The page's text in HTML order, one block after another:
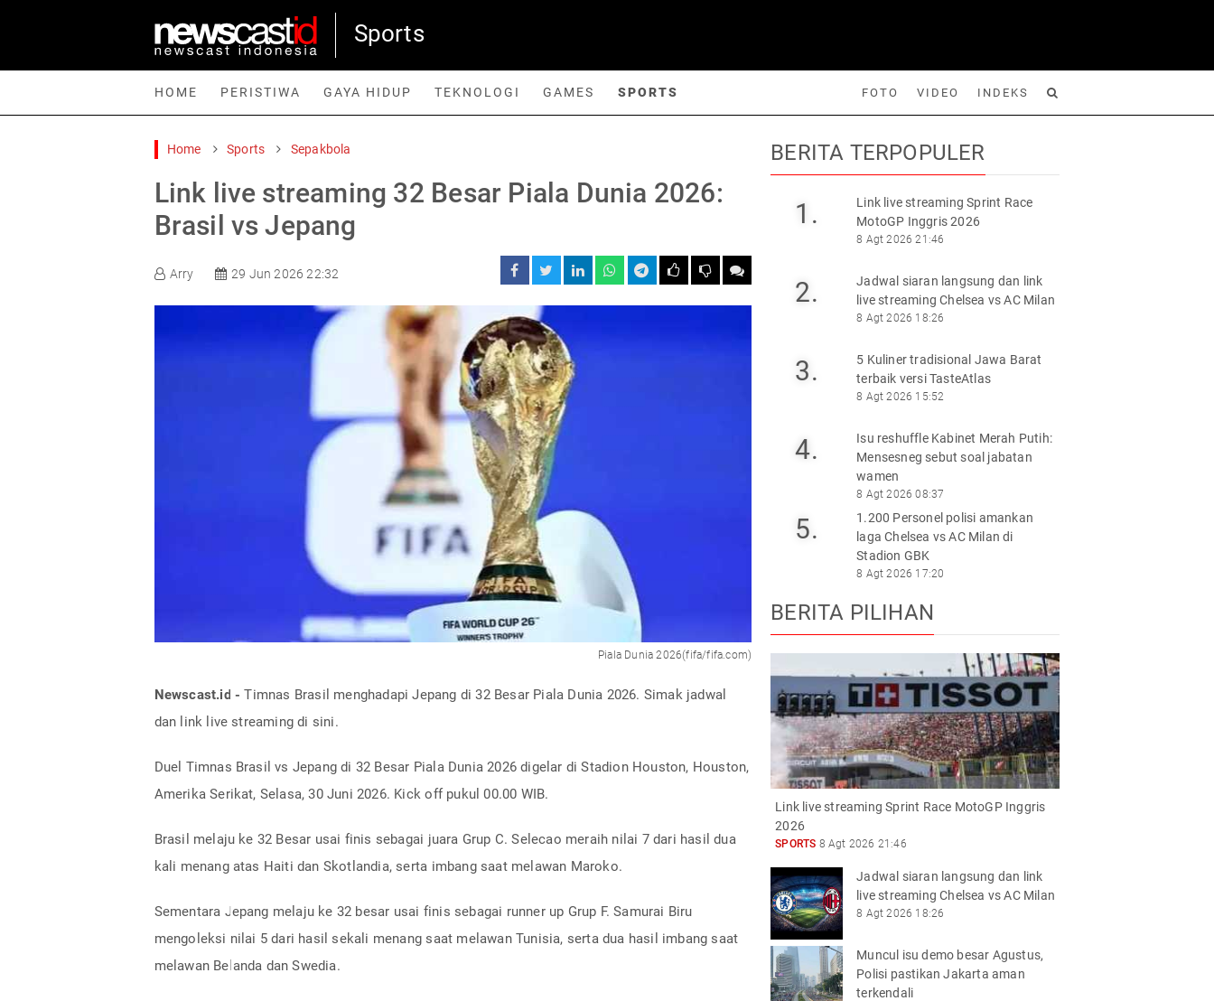
Sports
HOME PERISTIWA GAYA HIDUP TEKNOLOGI GAMES SPORTS FOTO VIDEO INDEKS
Gaya Hidup
Home Sports Sepakbola
Link live streaming 32 Besar Piala Dunia 2026:
Brasil vs Jepang
Arry 29 Jun 2026 22:32
Piala Dunia 2026(fifa/fifa.com)
Newscast.id - Timnas Brasil menghadapi Jepang di 32 Besar Piala Dunia 2026. Simak jadwal
dan link live streaming di sini.
Duel Timnas Brasil vs Jepang di 32 Besar Piala Dunia 2026 digelar di Stadion Houston, Houston,
Amerika Serikat, Selasa, 30 Juni 2026. Kick off pukul 00.00 WIB.
Brasil melaju ke 32 Besar usai finis sebagai juara Grup C. Selecao meraih nilai 7 dari hasil dua
kali menang atas Haiti dan Skotlandia, serta imbang saat melawan Maroko.
Sementara Jepang melaju ke 32 besar usai finis sebagai runner up Grup F. Samurai Biru
mengoleksi nilai 5 dari hasil sekali menang saat melawan Tunisia, serta dua hasil imbang saat
melawan Belanda dan Swedia.
BERITA TERPOPULER
1.
Link live streaming Sprint Race
MotoGP Inggris 2026
8 Agt 2026 21:46
2.
Jadwal siaran langsung dan link
live streaming Chelsea vs AC Milan
8 Agt 2026 18:26
3.
5 Kuliner tradisional Jawa Barat
terbaik versi TasteAtlas
8 Agt 2026 15:52
4.
Isu reshuffle Kabinet Merah Putih:
Mensesneg sebut soal jabatan
wamen
8 Agt 2026 08:37
5.
1.200 Personel polisi amankan
laga Chelsea vs AC Milan di
Stadion GBK
8 Agt 2026 17:20
BERITA PILIHAN
Link live streaming Sprint Race MotoGP Inggris
2026
SPORTS 8 Agt 2026 21:46
Jadwal siaran langsung dan link
live streaming Chelsea vs AC Milan
8 Agt 2026 18:26
Muncul isu demo besar Agustus,
Polisi pastikan Jakarta aman
terkendali